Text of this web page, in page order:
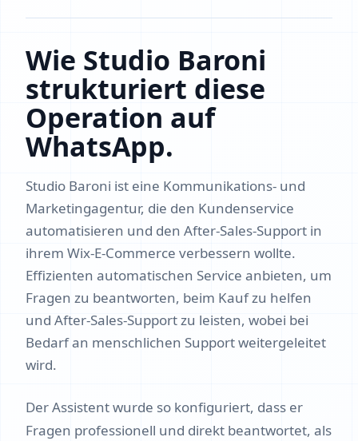
Wie Studio Baroni
strukturiert diese
Operation auf
WhatsApp.
Studio Baroni ist eine Kommunikations- und
Marketingagentur, die den Kundenservice
automatisieren und den After-Sales-Support in
ihrem Wix-E-Commerce verbessern wollte.
Effizienten automatischen Service anbieten, um
Fragen zu beantworten, beim Kauf zu helfen
und After-Sales-Support zu leisten, wobei bei
Bedarf an menschlichen Support weitergeleitet
wird.
Der Assistent wurde so konfiguriert, dass er
Fragen professionell und direkt beantwortet, als